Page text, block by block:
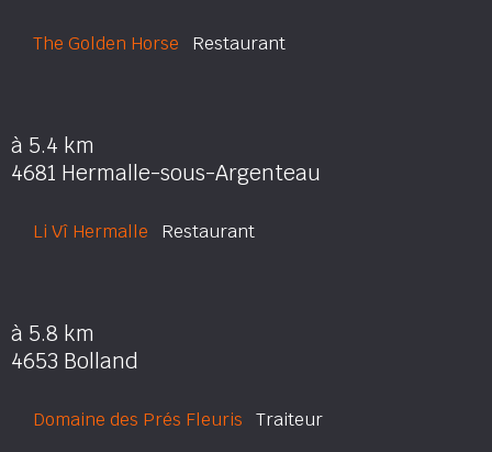
The Golden Horse Restaurant
à 5.4 km
4681 Hermalle-sous-Argenteau
Li Vî Hermalle Restaurant
à 5.8 km
4653 Bolland
Domaine des Prés Fleuris Traiteur